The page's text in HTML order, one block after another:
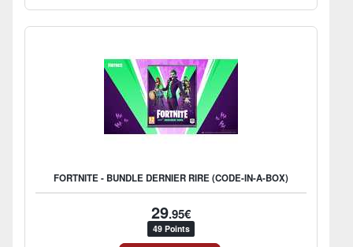
FORTNITE - BUNDLE DERNIER RIRE (CODE-IN-A-BOX)
29.95€
49 Points